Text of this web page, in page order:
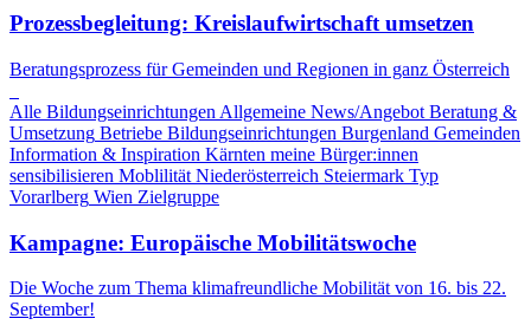
Prozessbegleitung: Kreislaufwirtschaft umsetzen
Beratungsprozess für Gemeinden und Regionen in ganz Österreich
Alle Bildungseinrichtungen Allgemeine News/Angebot Beratung &
Umsetzung Betriebe Bildungseinrichtungen Burgenland Gemeinden
Information & Inspiration Kärnten meine Bürger:innen
sensibilisieren Moblilität Niederösterreich Steiermark Typ
Vorarlberg Wien Zielgruppe
Kampagne: Europäische Mobilitätswoche
Die Woche zum Thema klimafreundliche Mobilität von 16. bis 22.
September!